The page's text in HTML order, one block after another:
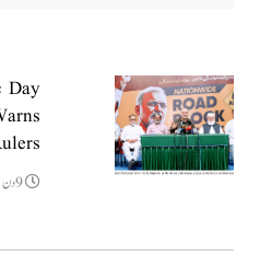
Day
9دن پہلے